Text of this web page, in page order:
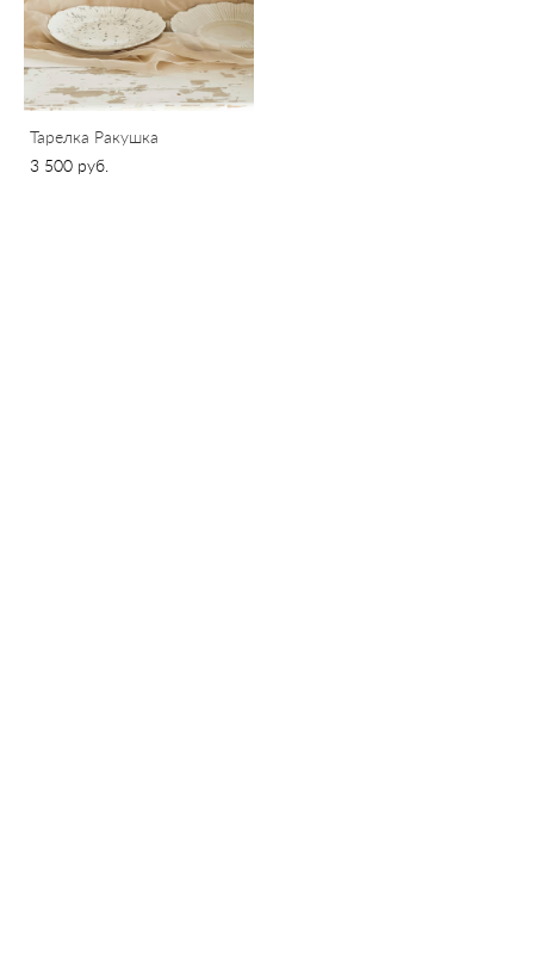
Тарелка Ракушка
3 500 pуб.